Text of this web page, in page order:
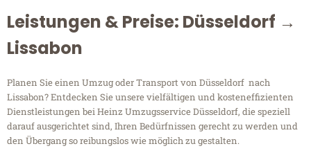
Leistungen & Preise: Düsseldorf →
Lissabon
Planen Sie einen Umzug oder Transport von Düsseldorf nach
Lissabon? Entdecken Sie unsere vielfältigen und kosteneffizienten
Dienstleistungen bei Heinz Umzugsservice Düsseldorf, die speziell
darauf ausgerichtet sind, Ihren Bedürfnissen gerecht zu werden und
den Übergang so reibungslos wie möglich zu gestalten.